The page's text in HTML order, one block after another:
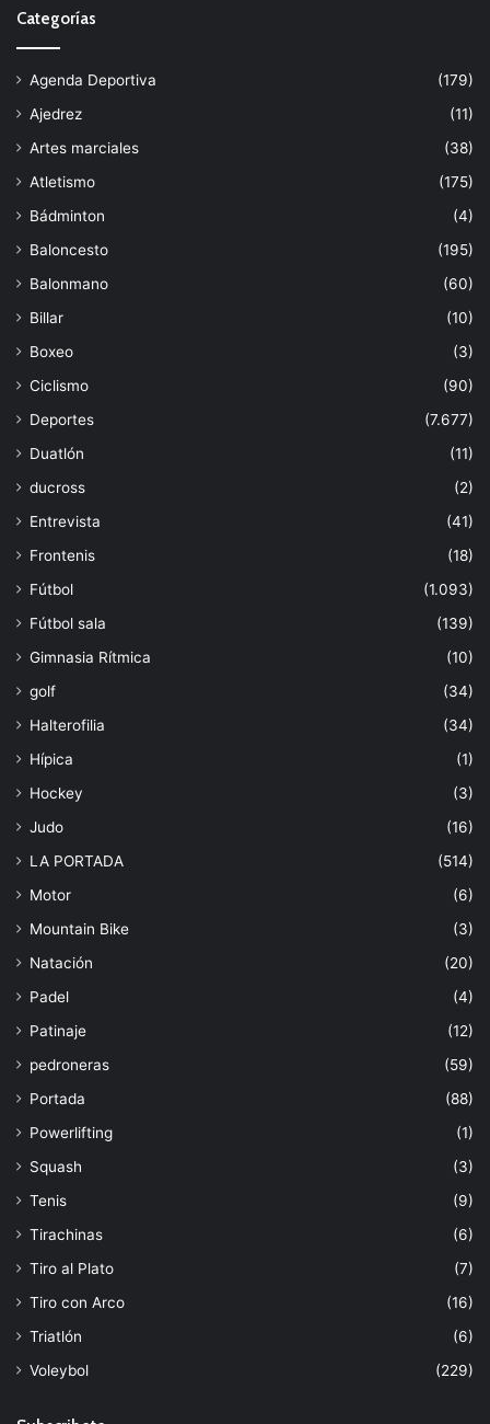
Categorías
Agenda Deportiva
(179)
Ajedrez
(11)
Artes marciales
(38)
Atletismo
(175)
Bádminton
(4)
Baloncesto
(195)
Balonmano
(60)
Billar
(10)
Boxeo
(3)
Ciclismo
(90)
Deportes
(7.677)
Duatlón
(11)
ducross
(2)
Entrevista
(41)
Frontenis
(18)
Fútbol
(1.093)
Fútbol sala
(139)
Gimnasia Rítmica
(10)
golf
(34)
Halterofilia
(34)
Hípica
(1)
Hockey
(3)
Judo
(16)
LA PORTADA
(514)
Motor
(6)
Mountain Bike
(3)
Natación
(20)
Padel
(4)
Patinaje
(12)
pedroneras
(59)
Portada
(88)
Powerlifting
(1)
Squash
(3)
Tenis
(9)
Tirachinas
(6)
Tiro al Plato
(7)
Tiro con Arco
(16)
Triatlón
(6)
Voleybol
(229)